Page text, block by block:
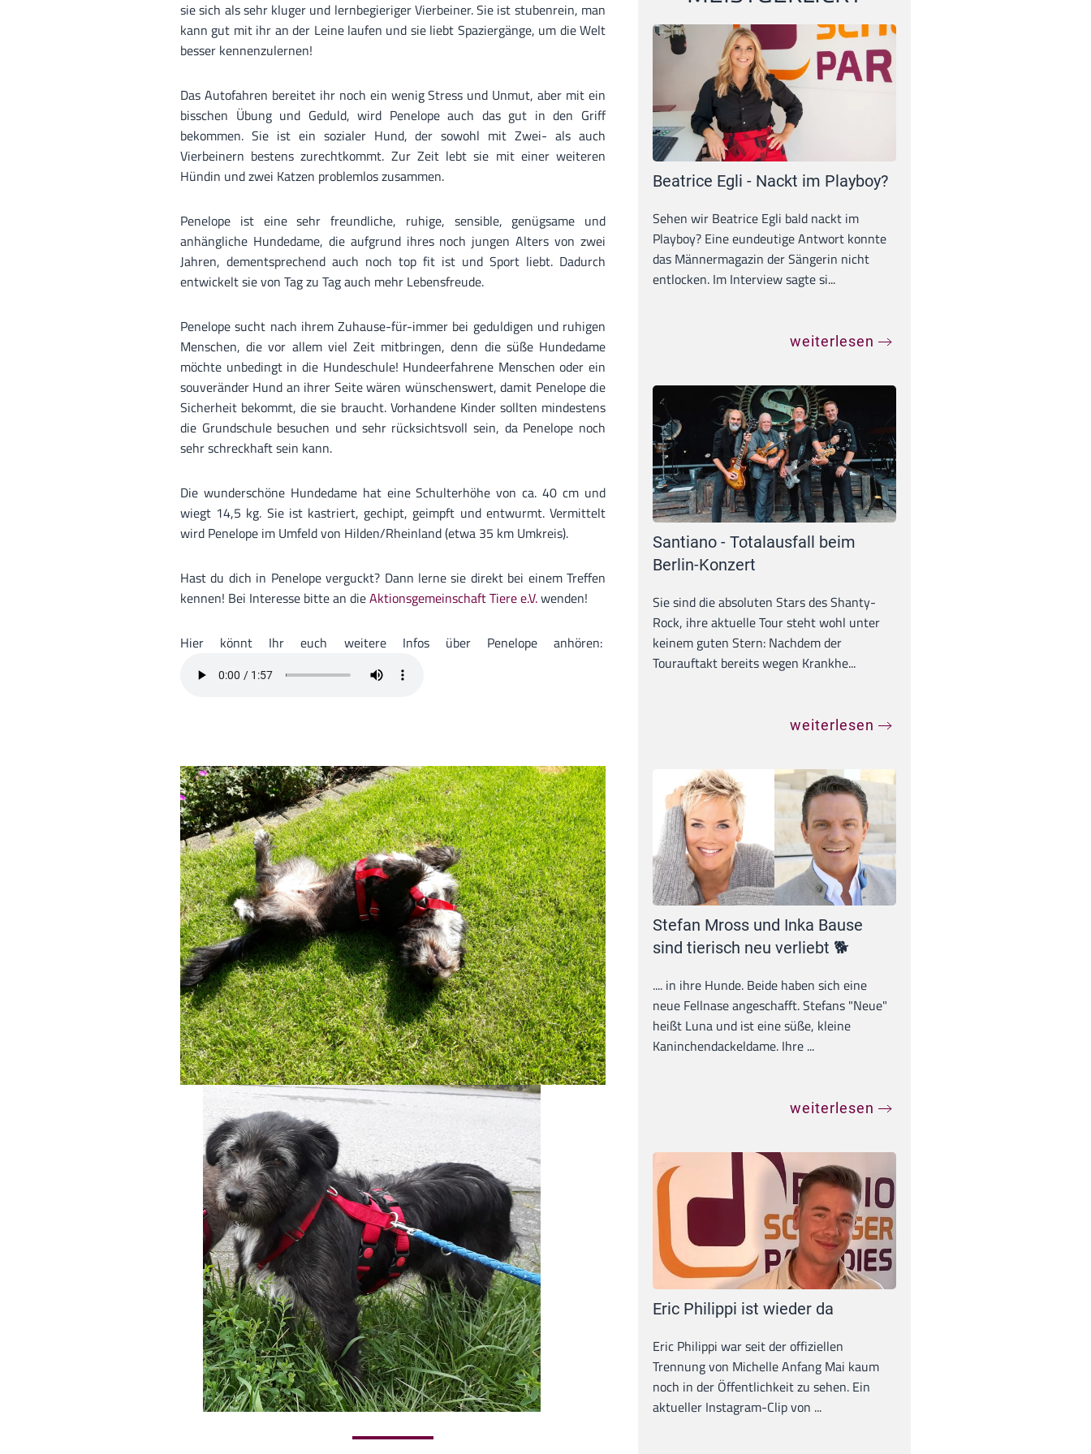
sie sich als sehr kluger und lernbegieriger Vierbeiner. Sie ist stubenrein, man
kann gut mit ihr an der Leine laufen und sie liebt Spaziergänge, um die Welt
besser kennenzulernen!
Das Autofahren bereitet ihr noch ein wenig Stress und Unmut, aber mit ein
bisschen Übung und Geduld, wird Penelope auch das gut in den Griff
bekommen. Sie ist ein sozialer Hund, der sowohl mit Zwei- als auch
Vierbeinern bestens zurechtkommt. Zur Zeit lebt sie mit einer weiteren
Hündin und zwei Katzen problemlos zusammen.
Penelope ist eine sehr freundliche, ruhige, sensible, genügsame und
anhängliche Hundedame, die aufgrund ihres noch jungen Alters von zwei
Jahren, dementsprechend auch noch top fit ist und Sport liebt. Dadurch
entwickelt sie von Tag zu Tag auch mehr Lebensfreude.
Penelope sucht nach ihrem Zuhause-für-immer bei geduldigen und ruhigen
Menschen, die vor allem viel Zeit mitbringen, denn die süße Hundedame
möchte unbedingt in die Hundeschule! Hundeerfahrene Menschen oder ein
souveränder Hund an ihrer Seite wären wünschenswert, damit Penelope die
Sicherheit bekommt, die sie braucht. Vorhandene Kinder sollten mindestens
die Grundschule besuchen und sehr rücksichtsvoll sein, da Penelope noch
sehr schreckhaft sein kann.
Die wunderschöne Hundedame hat eine Schulterhöhe von ca. 40 cm und
wiegt 14,5 kg. Sie ist kastriert, gechipt, geimpft und entwurmt. Vermittelt
wird Penelope im Umfeld von Hilden/Rheinland (etwa 35 km Umkreis).
Hast du dich in Penelope verguckt? Dann lerne sie direkt bei einem Treffen
kennen! Bei Interesse bitte an dieAktionsgemeinschaft Tiere e.V.wenden!
Hier könnt Ihr euch weitere Infos über Penelope anhören:
Beatrice Egli - Nackt im Playboy?
Sehen wir Beatrice Egli bald nackt im
Playboy? Eine eundeutige Antwort konnte
das Männermagazin der Sängerin nicht
entlocken. Im Interview sagte si...
weiterlesen
Santiano - Totalausfall beim
Berlin-Konzert
Sie sind die absoluten Stars des Shanty-
Rock, ihre aktuelle Tour steht wohl unter
keinem guten Stern: Nachdem der
Tourauftakt bereits wegen Krankhe...
weiterlesen
Stefan Mross und Inka Bause
sind tierisch neu verliebt 🐕
.... in ihre Hunde. Beide haben sich eine
neue Fellnase angeschafft. Stefans "Neue"
heißt Luna und ist eine süße, kleine
Kaninchendackeldame. Ihre ...
weiterlesen
Eric Philippi ist wieder da
Eric Philippi war seit der offiziellen
Trennung von Michelle Anfang Mai kaum
noch in der Öffentlichkeit zu sehen. Ein
aktueller Instagram-Clip von ...